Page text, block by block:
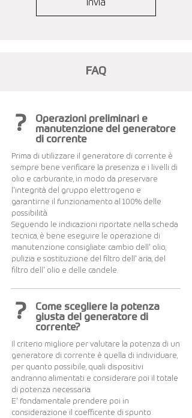
Invia
FAQ
?
Operazioni preliminari e
manutenzione del generatore
di corrente
Prima di utilizzare il generatore di corrente è
sempre bene verificare la presenza e i livelli di
olio e carburante, in modo da preservare
l'integrità del gruppo elettrogeno e
garantirne il funzionamento al 100% delle
possibilità.
Seguendo le indicazioni riportate nella scheda
tecnica, è bene eseguire le operazione di
manutenzione consigliate: cambio dell' olio,
pulizia e sostituzione del filtro dell' aria, del
filtro dell' olio e delle candele.
?
Come scegliere la potenza
giusta del generatore di
corrente?
Il criterio migliore per valutare la potenza di un
generatore di corrente è quella di individuare,
per quanto possibile, quali dispositivi
andranno alimentati e considerare poi il totale
di potenza necessaria.
E' fondamentale prendere poi in
considerazione il coefficente di spunto